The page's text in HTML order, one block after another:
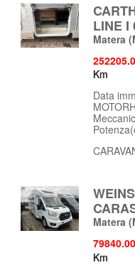
LINE I
Matera
Km
Data
Matera
Km